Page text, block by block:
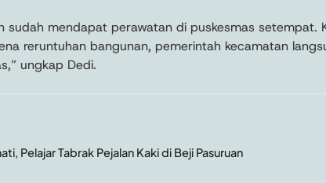
sudah mendapat perawatan di puskesmas setempat.
reruntuhan bangunan, pemerintah kecamatan
ungkap Dedi.
Pelajar Tabrak Pejalan Kaki di Beji Pasuruan